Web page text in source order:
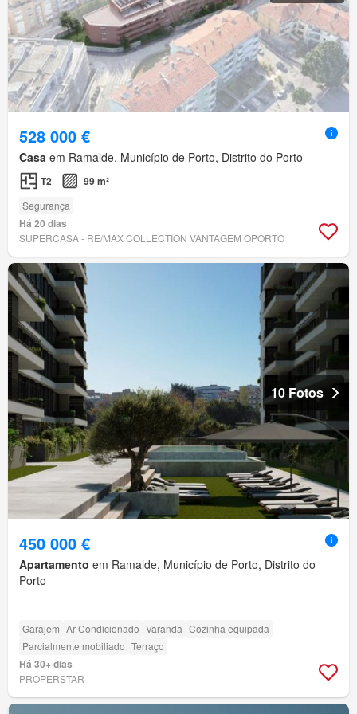
528 000 €
Casa em Ramalde, Município de Porto, Distrito do Porto
T2 99 m²
Segurança
Há 20 dias
SUPERCASA - RE/MAX COLLECTION VANTAGEM OPORTO
10 Fotos
450 000 €
Apartamento em Ramalde, Município de Porto, Distrito do
Porto
Garajem Ar Condicionado Varanda Cozinha equipada
Parcialmente mobiliado Terraço
Há 30+ dias
PROPERSTAR